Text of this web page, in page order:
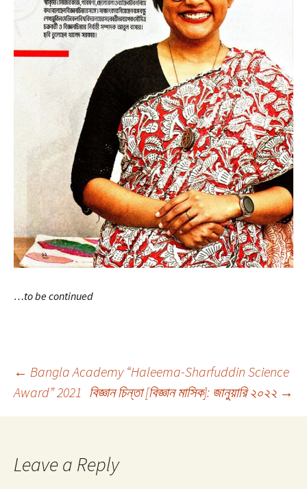
…to be continued
Post
navigation
← Bangla Academy “Haleema-Sharfuddin Science
Award” 2021 বিজ্ঞান চিন্তা [বিজ্ঞান মাসিক]: জানুয়ারি ২০২২ →
Leave a Reply